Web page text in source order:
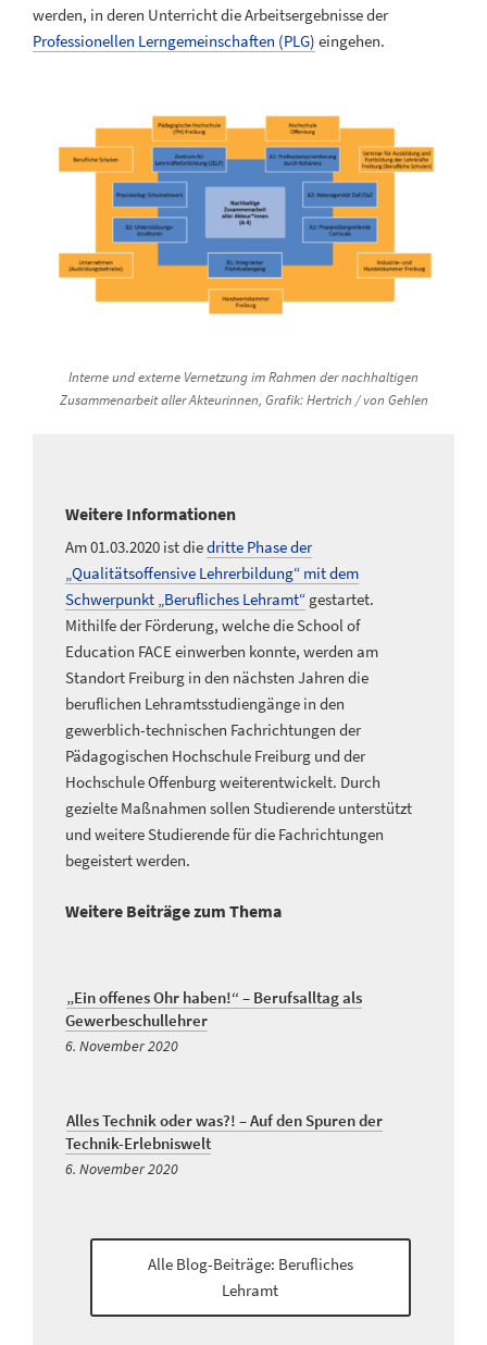
werden, in deren Unterricht die Arbeitsergebnisse der
Professionellen Lerngemeinschaften (PLG) eingehen.
Interne und externe Vernetzung im Rahmen der nachhaltigen
Zusammenarbeit aller Akteurinnen, Grafik: Hertrich / von Gehlen
Weitere Informationen
Am 01.03.2020 ist diedritte Phase der
„Qualitätsoffensive Lehrerbildung“ mit dem
Schwerpunkt „Berufliches Lehramt“ gestartet.
Mithilfe der Förderung, welche die School of
Education FACE einwerben konnte, werden am
Standort Freiburg in den nächsten Jahren die
beruflichen Lehramtsstudiengänge in den
gewerblich-technischen Fachrichtungen der
Pädagogischen Hochschule Freiburg und der
Hochschule Offenburg weiterentwickelt. Durch
gezielte Maßnahmen sollen Studierende unterstützt
und weitere Studierende für die Fachrichtungen
begeistert werden.
Weitere Beiträge zum Thema
„Ein offenes Ohr haben!“ – Berufsalltag als
Gewerbeschullehrer
6. November 2020
Alles Technik oder was?! – Auf den Spuren der
Technik-Erlebniswelt
6. November 2020
Alle Blog-Beiträge: Berufliches
Lehramt